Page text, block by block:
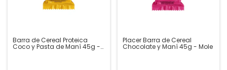
Barra de Cereal Proteica
Coco y Pasta de Maní 45g -
Placer Barra de Cereal
Chocolate y Maní 45g - Mole